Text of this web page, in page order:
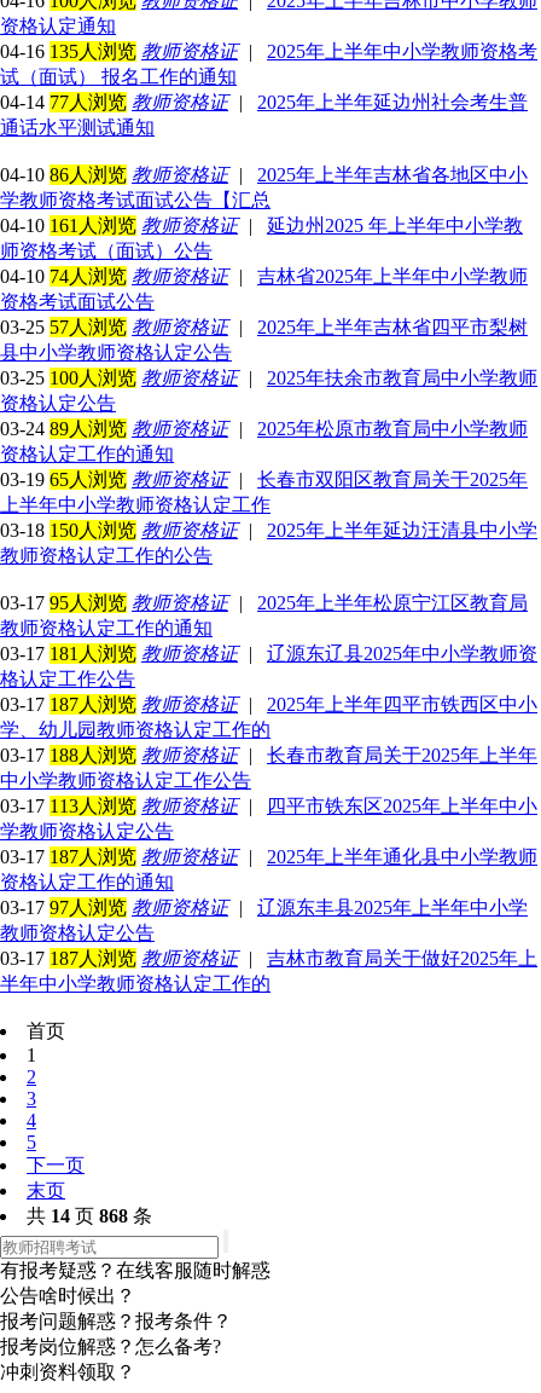
资格认定通知
04-16 135人浏览 教师资格证|
2025年上半年中小学教师资格考
试（面试） 报名工作的通知
04-14 77人浏览 教师资格证|
2025年上半年延边州社会考生普
通话水平测试通知
04-10 86人浏览 教师资格证|
2025年上半年吉林省各地区中小
学教师资格考试面试公告【汇总
04-10 161人浏览 教师资格证|
延边州2025 年上半年中小学教
师资格考试（面试）公告
04-10 74人浏览 教师资格证|
吉林省2025年上半年中小学教师
资格考试面试公告
03-25 57人浏览 教师资格证|
2025年上半年吉林省四平市梨树
县中小学教师资格认定公告
03-25 100人浏览 教师资格证|
2025年扶余市教育局中小学教师
资格认定公告
03-24 89人浏览 教师资格证|
2025年松原市教育局中小学教师
资格认定工作的通知
03-19 65人浏览 教师资格证|
长春市双阳区教育局关于2025年
上半年中小学教师资格认定工作
03-18 150人浏览 教师资格证|
2025年上半年延边汪清县中小学
教师资格认定工作的公告
03-17 95人浏览 教师资格证|
2025年上半年松原宁江区教育局
教师资格认定工作的通知
03-17 181人浏览 教师资格证|
辽源东辽县2025年中小学教师资
格认定工作公告
03-17 187人浏览 教师资格证|
2025年上半年四平市铁西区中小
学、幼儿园教师资格认定工作的
03-17 188人浏览 教师资格证|
长春市教育局关于2025年上半年
中小学教师资格认定工作公告
03-17 113人浏览 教师资格证|
四平市铁东区2025年上半年中小
学教师资格认定公告
03-17 187人浏览 教师资格证|
2025年上半年通化县中小学教师
资格认定工作的通知
03-17 97人浏览 教师资格证|
辽源东丰县2025年上半年中小学
教师资格认定公告
03-17 187人浏览 教师资格证|
吉林市教育局关于做好2025年上
半年中小学教师资格认定工作的
首页
1
2
3
4
5
下一页
末页
共 14 页 868 条
有报考疑惑？在线客服随时解惑
公告啥时候出？
报考问题解惑？报考条件？
报考岗位解惑？怎么备考?
冲刺资料领取？